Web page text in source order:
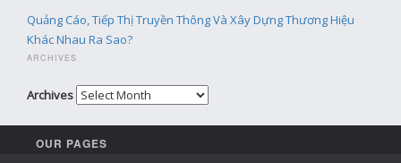
Quảng Cáo, Tiếp Thị Truyền Thông Và Xây Dựng Thương Hiệu
Khác Nhau Ra Sao?
ARCHIVES
Archives
OUR PAGES